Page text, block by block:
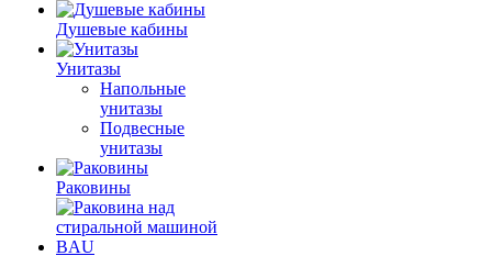
Душевые кабины
Унитазы
Напольные
унитазы
Подвесные
унитазы
Раковины